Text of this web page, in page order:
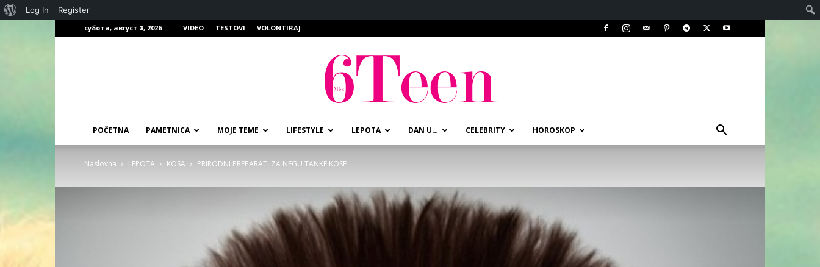
субота, август 8, 2026 VIDEO TESTOVI VOLONTIRAJ
miss6teen
POČETNA PAMETNICA MOJE TEME LIFESTYLE LEPOTA DAN U… CELEBRITY HOROSKOP
Naslovna LEPOTA KOSA PRIRODNI PREPARATI ZA NEGU TANKE KOSE
Log In Register